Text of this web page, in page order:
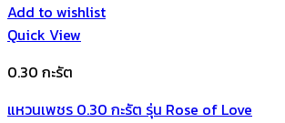
Add to wishlist
Quick View
0.30 กะรัต
แหวนเพชร 0.30 กะรัต รุ่น Rose of Love